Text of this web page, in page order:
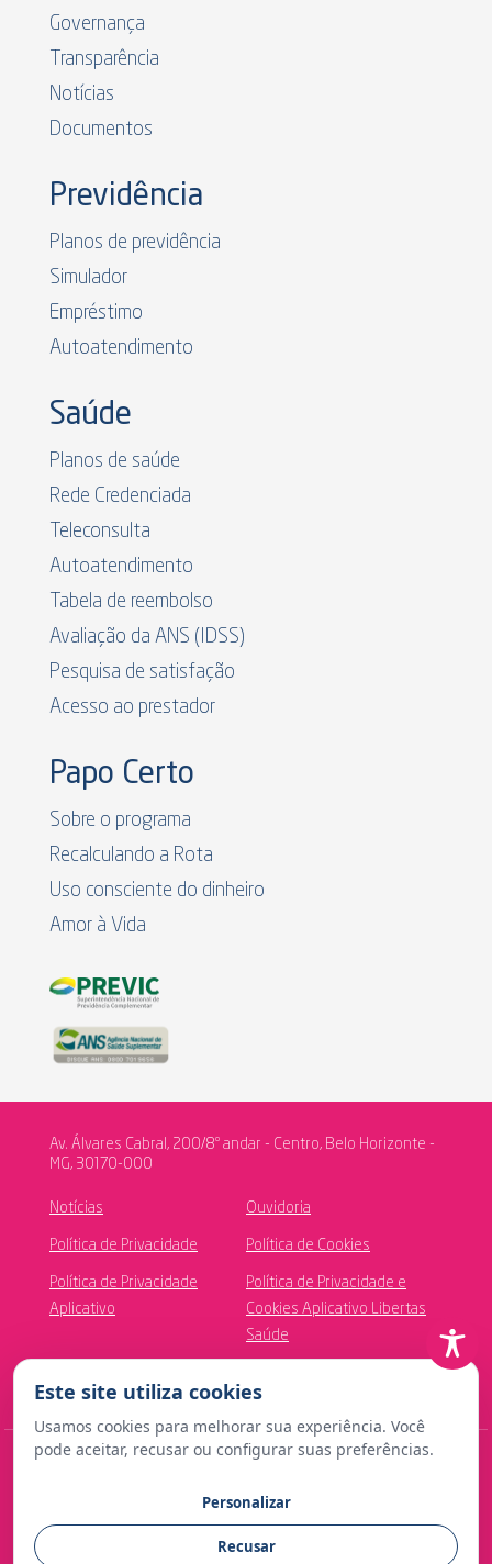
Governança
Transparência
Notícias
Documentos
Previdência
Planos de previdência
Simulador
Empréstimo
Autoatendimento
Saúde
Planos de saúde
Rede Credenciada
Teleconsulta
Autoatendimento
Tabela de reembolso
Avaliação da ANS (IDSS)
Pesquisa de satisfação
Acesso ao prestador
Papo Certo
Sobre o programa
Recalculando a Rota
Uso consciente do dinheiro
Amor à Vida
Av. Álvares Cabral, 200/8º andar - Centro, Belo Horizonte -
MG, 30170-000
Notícias Ouvidoria
Política de Privacidade Política de Cookies
Política de Privacidade
Aplicativo
Política de Privacidade e
Cookies Aplicativo Libertas
Saúde
Contato para imprensa:
comunicacao@fundacaolibertas.com.br
Este site utiliza cookies
Usamos cookies para melhorar sua experiência. Você
pode aceitar, recusar ou configurar suas preferências.
Personalizar
Recusar